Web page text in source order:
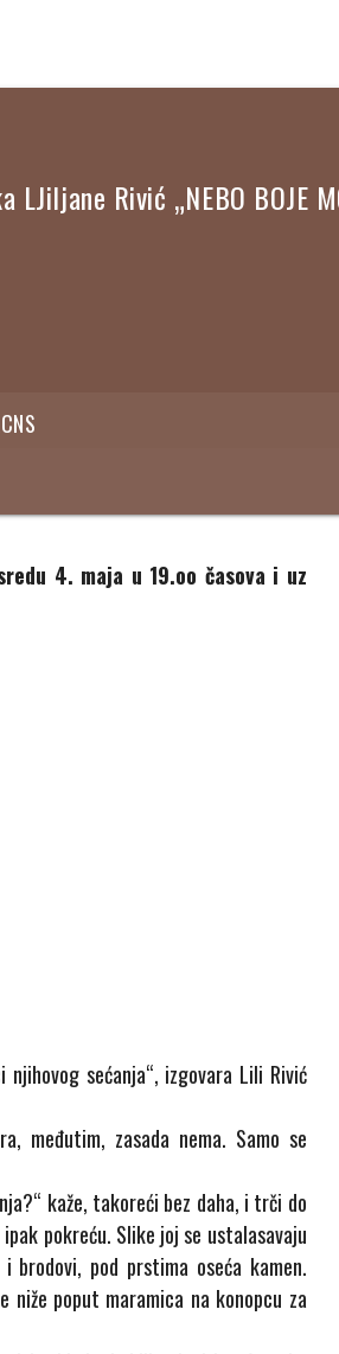
LJiljane Rivić „NEBO BOJE
4. maja u 19.oo časova i uz
sećanja“, izgovara Lili Rivić
međutim, zasada nema. Samo se
kaže, takoreći bez daha, i trči do
pokreću. Slike joj se ustalasavaju
pod prstima oseća kamen.
niže poput maramica na konopcu za